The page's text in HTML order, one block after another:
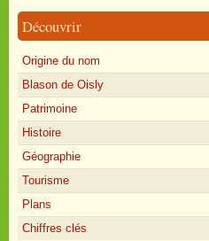
Découvrir
Origine du nom
Blason de Oisly
Patrimoine
Histoire
Géographie
Tourisme
Plans
Chiffres clés